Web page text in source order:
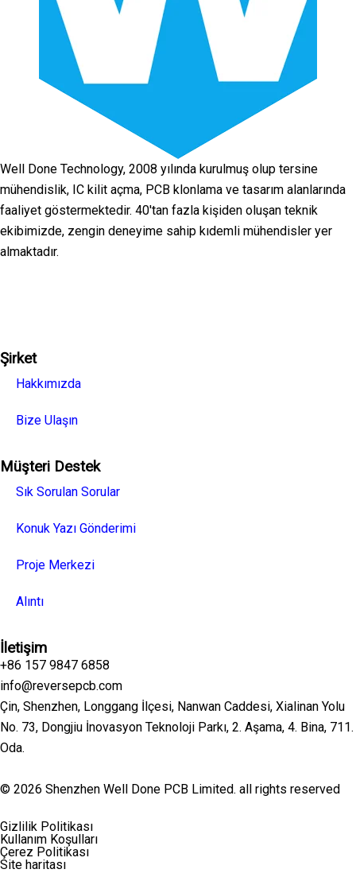
Well Done Technology, 2008 yılında kurulmuş olup tersine
mühendislik, IC kilit açma, PCB klonlama ve tasarım alanlarında
faaliyet göstermektedir. 40'tan fazla kişiden oluşan teknik
ekibimizde, zengin deneyime sahip kıdemli mühendisler yer
almaktadır.
Şirket
Hakkımızda
Bize Ulaşın
Müşteri Destek
Sık Sorulan Sorular
Konuk Yazı Gönderimi
Proje Merkezi
Alıntı
İletişim
+86 157 9847 6858
info@reversepcb.com
Çin, Shenzhen, Longgang İlçesi, Nanwan Caddesi, Xialinan Yolu
No. 73, Dongjiu İnovasyon Teknoloji Parkı, 2. Aşama, 4. Bina, 711.
Oda.
© 2026 Shenzhen Well Done PCB Limited. all rights reserved
Gizlilik Politikası
Kullanım Koşulları
Çerez Politikası
Site haritası